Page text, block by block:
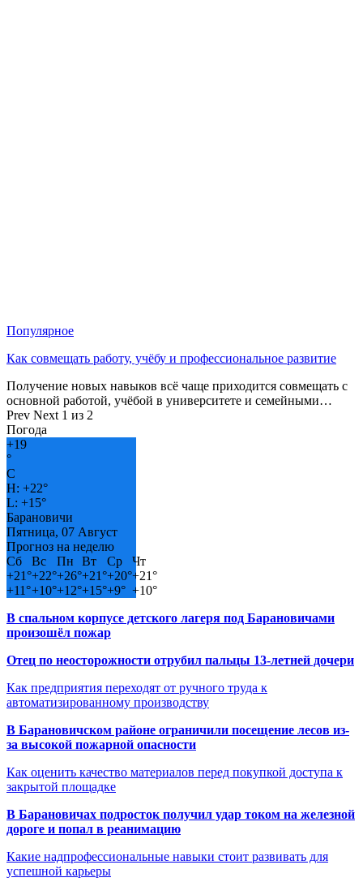
Популярное
Как совмещать работу, учёбу и профессиональное развитие
Получение новых навыков всё чаще приходится совмещать с
основной работой, учёбой в университете и семейными…
Prev Next 1 из 2
Погода
+19
°
C
H: +22°
L: +15°
Барановичи
Пятница, 07 Август
Прогноз на неделю
Сб
Вс Пн Вт Ср
Чт
+21°+22°+26°+21°+20°+21°
+11°+10°+12°+15°+9° +10°
В спальном корпусе детского лагеря под Барановичами
произошёл пожар
Отец по неосторожности отрубил пальцы 13-летней дочери
Как предприятия переходят от ручного труда к
автоматизированному производству
В Барановичском районе ограничили посещение лесов из-
за высокой пожарной опасности
Как оценить качество материалов перед покупкой доступа к
закрытой площадке
В Барановичах подросток получил удар током на железной
дороге и попал в реанимацию
Какие надпрофессиональные навыки стоит развивать для
успешной карьеры